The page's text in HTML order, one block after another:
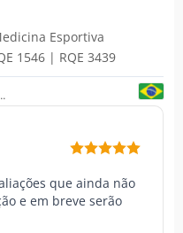
Esportiva
1546 | RQE 3439
que ainda não
e em breve serão